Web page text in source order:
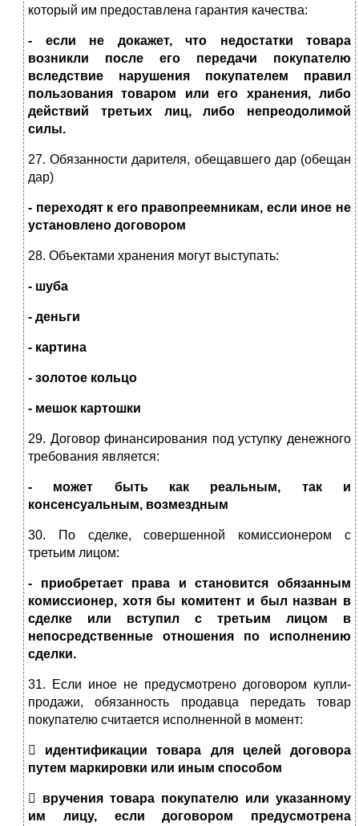
который им предоставлена гарантия качества:
- если не докажет, что недостатки товара
возникли после его передачи покупателю
вследствие нарушения покупателем правил
пользования товаром или его хранения, либо
действий третьих лиц, либо непреодолимой
силы.
27. Обязанности дарителя, обещавшего дар (обещан
дар)
- переходят к его правопреемникам, если иное не
установлено договором
28. Объектами хранения могут выступать:
- шуба
- деньги
- картина
- золотое кольцо
- мешок картошки
29. Договор финансирования под уступку денежного
требования является:
- может быть как реальным, так и
консенсуальным, возмездным
30. По сделке, совершенной комиссионером с
третьим лицом:
- приобретает права и становится обязанным
комиссионер, хотя бы комитент и был назван в
сделке или вступил с третьим лицом в
непосредственные отношения по исполнению
сделки.
31. Если иное не предусмотрено договором купли-
продажи, обязанность продавца передать товар
покупателю считается исполненной в момент:
 идентификации товара для целей договора
путем маркировки или иным способом
 вручения товара покупателю или указанному
им лицу, если договором предусмотрена